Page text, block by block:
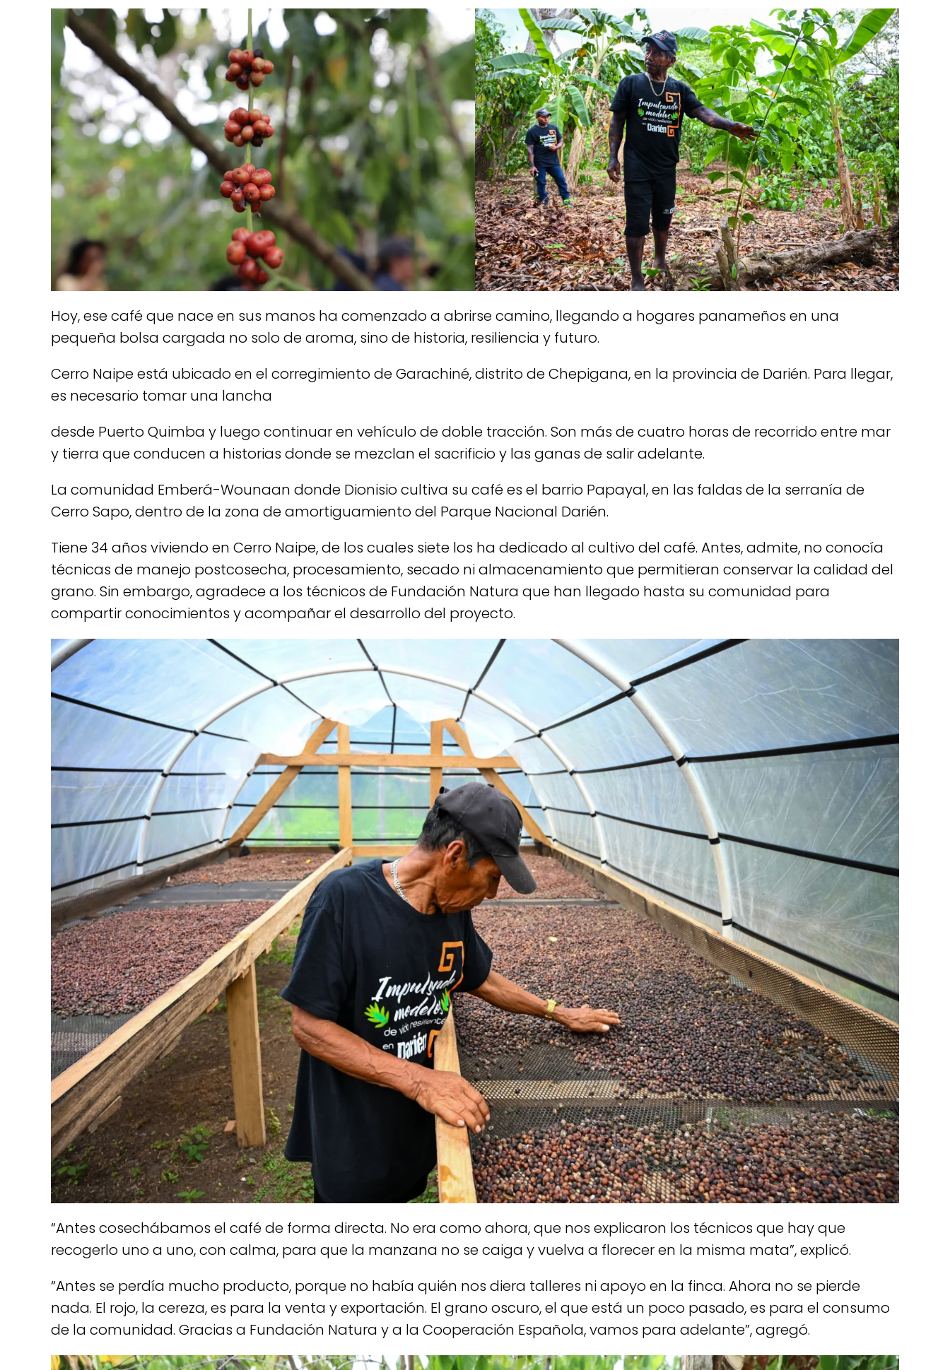
Hoy, ese café que nace en sus manos ha comenzado a abrirse camino, llegando a hogares panameños en una
pequeña bolsa cargada no solo de aroma, sino de historia, resiliencia y futuro.
Cerro Naipe está ubicado en el corregimiento de Garachiné, distrito de Chepigana, en la provincia de Darién. Para llegar,
es necesario tomar una lancha
desde Puerto Quimba y luego continuar en vehículo de doble tracción. Son más de cuatro horas de recorrido entre mar
y tierra que conducen a historias donde se mezclan el sacrificio y las ganas de salir adelante.
La comunidad Emberá-Wounaan donde Dionisio cultiva su café es el barrio Papayal, en las faldas de la serranía de
Cerro Sapo, dentro de la zona de amortiguamiento del Parque Nacional Darién.
Tiene 34 años viviendo en Cerro Naipe, de los cuales siete los ha dedicado al cultivo del café. Antes, admite, no conocía
técnicas de manejo postcosecha, procesamiento, secado ni almacenamiento que permitieran conservar la calidad del
grano. Sin embargo, agradece a los técnicos de Fundación Natura que han llegado hasta su comunidad para
compartir conocimientos y acompañar el desarrollo del proyecto.
“Antes cosechábamos el café de forma directa. No era como ahora, que nos explicaron los técnicos que hay que
recogerlo uno a uno, con calma, para que la manzana no se caiga y vuelva a florecer en la misma mata”, explicó.
“Antes se perdía mucho producto, porque no había quién nos diera talleres ni apoyo en la finca. Ahora no se pierde
nada. El rojo, la cereza, es para la venta y exportación. El grano oscuro, el que está un poco pasado, es para el consumo
de la comunidad. Gracias a Fundación Natura y a la Cooperación Española, vamos para adelante”, agregó.